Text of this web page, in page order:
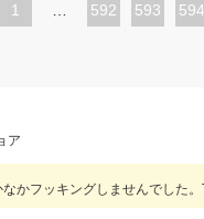
1
ペ
592
ペ
593
ペ
594
ア
かフッキングしませんでした